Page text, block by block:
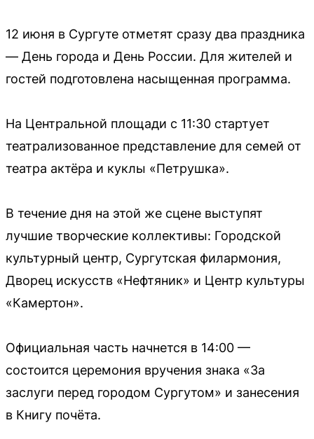
12 июня в Сургуте отметят сразу два праздника
— День города и День России. Для жителей и
гостей подготовлена насыщенная программа.
На Центральной площади с 11:30 стартует
театрализованное представление для семей от
театра актёра и куклы «Петрушка».
В течение дня на этой же сцене выступят
лучшие творческие коллективы: Городской
культурный центр, Сургутская филармония,
Дворец искусств «Нефтяник» и Центр культуры
«Камертон».
Официальная часть начнется в 14:00 —
состоится церемония вручения знака «За
заслуги перед городом Сургутом» и занесения
в Книгу почёта.